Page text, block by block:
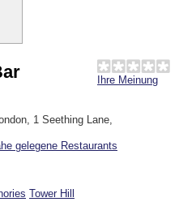
Ihre Meinung
1 Seething Lane
gelegene Restaurants
Tower Hill